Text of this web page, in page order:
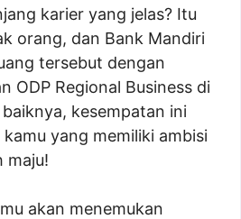
karier yang jelas? Itu
orang, dan Bank Mandiri
tersebut dengan
ODP Regional Business di
kesempatan ini
yang memiliki ambisi
maju!
akan menemukan